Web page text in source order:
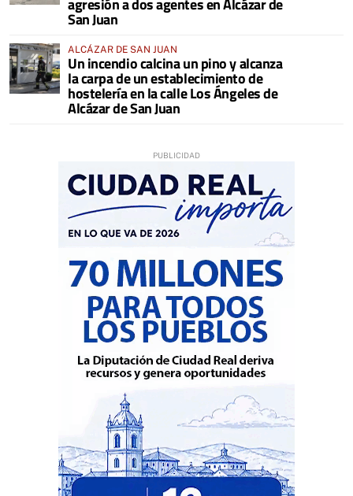
San Juan
ALCÁZAR DE SAN JUAN
Un incendio calcina un pino y alcanza
la carpa de un establecimiento de
hostelería en la calle Los Ángeles de
Alcázar de San Juan